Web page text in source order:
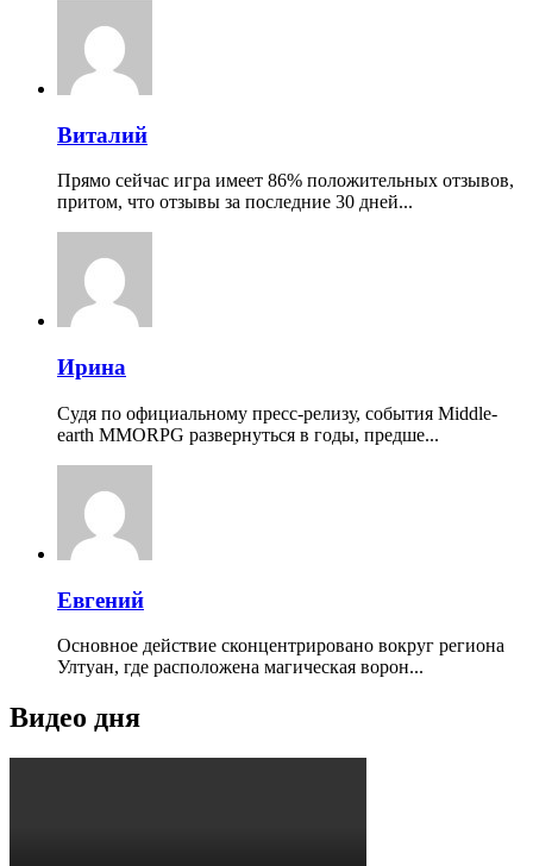
Виталий
Прямо сейчас игра имеет 86% положительных отзывов,
притом, что отзывы за последние 30 дней...
Ирина
Судя по официальному пресс-релизу, события Middle-
earth MMORPG развернуться в годы, предше...
Евгений
Основное действие сконцентрировано вокруг региона
Ултуан, где расположена магическая ворон...
Видео дня